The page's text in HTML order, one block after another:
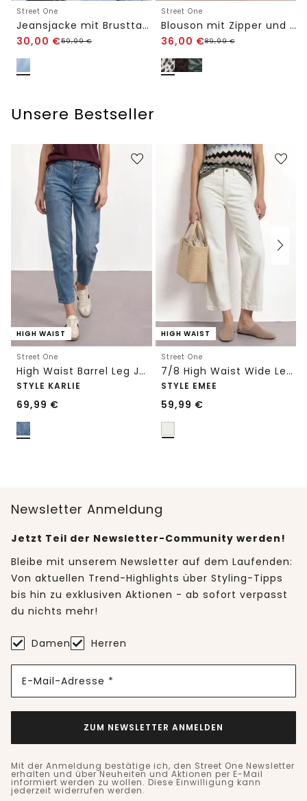
Street One
Jeansjacke mit Brusttaschen und Knöpfen
30,00 €59,99€
Street One
Blouson mit Zipper und Print
36,00 €89,99€
Unsere Bestseller
HIGH WAIST
Street One
High Waist Barrel Leg Jeans im Loose Fit
STYLE KARLIE
69,99 €
HIGH WAIST
Street One
7/8 High Waist Wide Leg Jeans im Loose Fit
STYLE EMEE
59,99 €
Newsletter Anmeldung
Jetzt Teil der Newsletter-Community werden!
Bleibe mit unserem Newsletter auf dem Laufenden:
Von aktuellen Trend-Highlights über Styling-Tipps
bis hin zu exklusiven Aktionen - ab sofort verpasst
du nichts mehr!
Damen Herren
E-Mail-Adresse *
ZUM NEWSLETTER ANMELDEN
Mit der Anmeldung bestätige ich, den Street One Newsletter
erhalten und über Neuheiten und Aktionen per E-Mail
informiert werden zu wollen. Diese Einwilligung kann
jederzeit widerrufen werden.